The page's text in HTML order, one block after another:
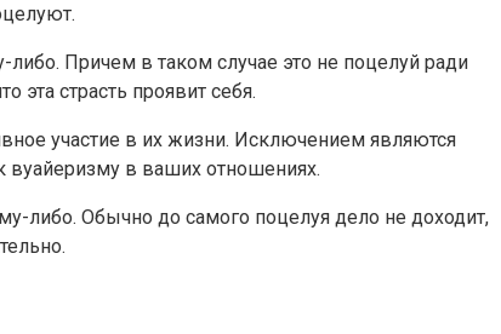
Причем в таком случае это не поцелуй ради
эта страсть проявит себя.
участие в их жизни. Исключением являются
вуайеризму в ваших отношениях.
либо. Обычно до самого поцелуя дело не доходит,